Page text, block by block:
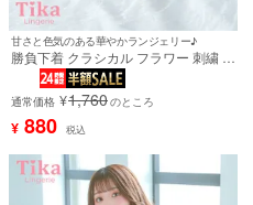
甘さと色気のある華やかランジェリー♪
勝負下着 クラシカル フラワー 刺繍 レ
ース ワイヤーカップ ブラジャー ショ
ーツ 2点セット
通常価格 ¥1,760のところ
¥ 880 税込